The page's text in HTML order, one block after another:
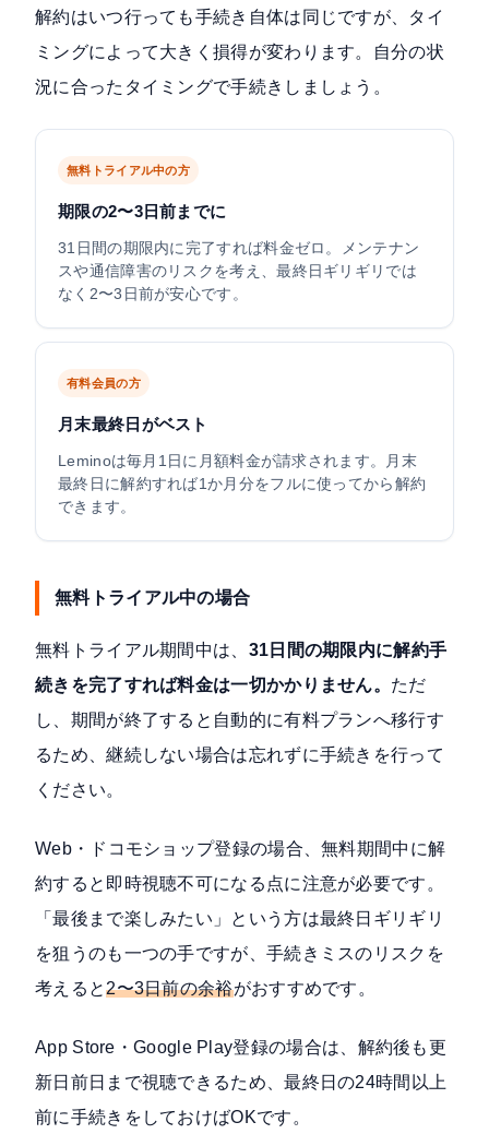
解約はいつ行っても手続き自体は同じですが、タイ
ミングによって大きく損得が変わります。自分の状
況に合ったタイミングで手続きしましょう。
無料トライアル中の方
期限の2〜3日前までに
31日間の期限内に完了すれば料金ゼロ。メンテナン
スや通信障害のリスクを考え、最終日ギリギリでは
なく2〜3日前が安心です。
有料会員の方
月末最終日がベスト
Leminoは毎月1日に月額料金が請求されます。月末
最終日に解約すれば1か月分をフルに使ってから解約
できます。
無料トライアル中の場合
無料トライアル期間中は、 31日間の期限内に解約手
続きを完了すれば料金は一切かかりません。 ただ
し、期間が終了すると自動的に有料プランへ移行す
るため、継続しない場合は忘れずに手続きを行って
ください。
Web・ドコモショップ登録の場合、無料期間中に解
約すると即時視聴不可になる点に注意が必要です。
「最後まで楽しみたい」という方は最終日ギリギリ
を狙うのも一つの手ですが、手続きミスのリスクを
考えると2〜3日前の余裕がおすすめです。
App Store・Google Play登録の場合は、解約後も更
新日前日まで視聴できるため、最終日の24時間以上
前に手続きをしておけばOKです。